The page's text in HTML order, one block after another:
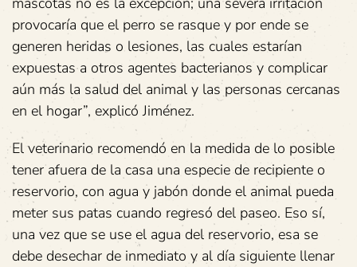
provocaría que el perro se rasque y por ende se
generen heridas o lesiones, las cuales estarían
expuestas a otros agentes bacterianos y complicar
aún más la salud del animal y las personas cercanas
en el hogar”, explicó Jiménez.
El veterinario recomendó en la medida de lo posible
tener afuera de la casa una especie de recipiente o
reservorio, con agua y jabón donde el animal pueda
meter sus patas cuando regresó del paseo. Eso sí,
una vez que se use el agua del reservorio, esa se
debe desechar de inmediato y al día siguiente llenar